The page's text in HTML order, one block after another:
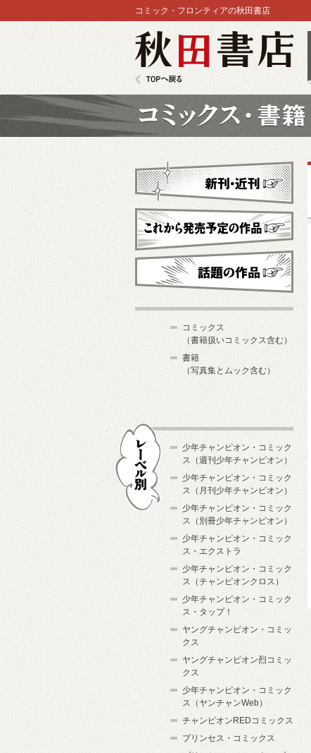
コミック・フロンティアの秋田書店
新刊・近刊
これから発売予定
コミックス
（書籍扱いコミックス含む）
書籍
（写真集とムック含む）
少年チャンピオン・コミック
ス（週刊少年チャンピオン）
少年チャンピオン・コミック
ス（月刊少年チャンピオン）
少年チャンピオン・コミック
ス（別冊少年チャンピオン）
少年チャンピオン・コミック
ス・エクストラ
少年チャンピオン・コミック
ス（チャンピオンクロス）
少年チャンピオン・コミック
ス・タップ！
ヤングチャンピオン・コミッ
クス
ヤングチャンピオン烈コミッ
クス
少年チャンピオン・コミック
ス（ヤンチャンWeb）
チャンピオンREDコミックス
プリンセス・コミックス